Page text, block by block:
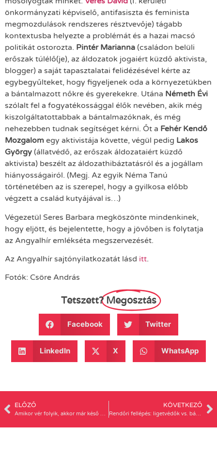
önkormányzati képviselő, antifasiszta és feminista
megmozdulások rendszeres résztvevője) tágabb
kontextusba helyezte a problémát és a hazai macsó
politikát ostorozta. Pintér Marianna (családon belüli
erőszak túlélő(je), az áldozatok jogaiért küzdő aktivista,
blogger) a saját tapasztalatai felidézésével kérte az
egybegyűlteket, hogy figyeljenek oda a környezetükben
a bántalmazott nőkre és gyerekekre. Utána Németh Évi
szólalt fel a fogyatékossággal élők nevében, akik még
kiszolgáltatottabbak a bántalmazóknak, és még
nehezebben tudnak segítséget kérni. Őt a Fehér Kendő
Mozgalom egy aktivistája követte, végül pedig Lakos
György (állatvédő, az erőszak áldozataiért küzdő
aktivista) beszélt az áldozathibáztatásról és a jogállam
hiányosságairól. (Megj. Az egyik Néma Tanú
történetében az is szerepel, hogy a gyilkosa előbb
végzett a család kutyájával is…)
Végezetül Seres Barbara megköszönte mindenkinek,
hogy eljött, és bejelentette, hogy a jövőben is folytatja
az Angyalhír emlékséta megszervezését.
Az Angyalhír sajtónyilatkozatát lásd itt.
Fotók: Csöre András
Tetszett?Megosztás
Facebook Twitter
LinkedIn X WhatsApp
ELŐZŐ
Amikor vér folyik, akkor már késő – az Angyalhír sajtóközleménye
KÖVETKEZŐ
Rendőri fellépés: ligetvédők vs. bántalmazók – a Nőkért Egyesület nyilatkozata